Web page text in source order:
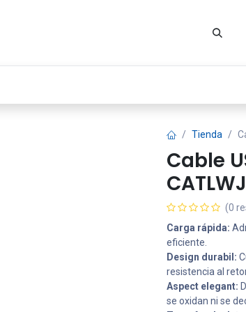
Tienda
Cable
(0
Carga rápida:
eficiente.
Design durabil:
resistencia al
Aspect elegant:
se oxidan ni se